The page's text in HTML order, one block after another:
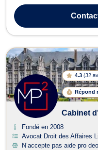
commerçant, elle vous
fournisseur, un concurre...
4.3 (32
Répond
Cabinet
Fondé en 2008
Avocat Droit des Affaires
N’accepte pas aide pro